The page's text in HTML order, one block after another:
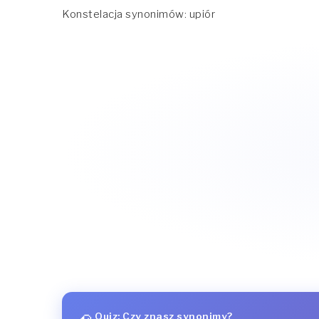
Konstelacja synonimów: upiór
Quiz: Czy znasz synonimy?